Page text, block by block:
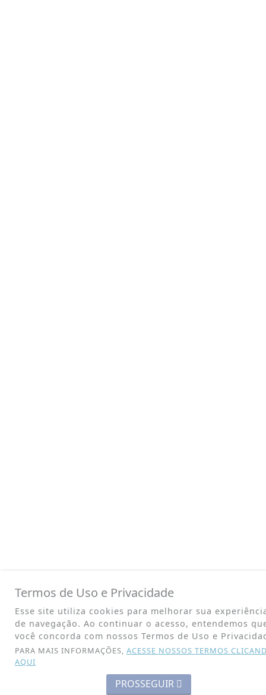
Termos de Uso e Privacidade
Esse site utiliza cookies para melhorar sua
de navegação. Ao continuar o acesso, entendemos
você concorda com nossos Termos de Uso e
PARA MAIS INFORMAÇÕES, ACESSE NOSSOS TERMOS
AQUI
PROSSEGUIR